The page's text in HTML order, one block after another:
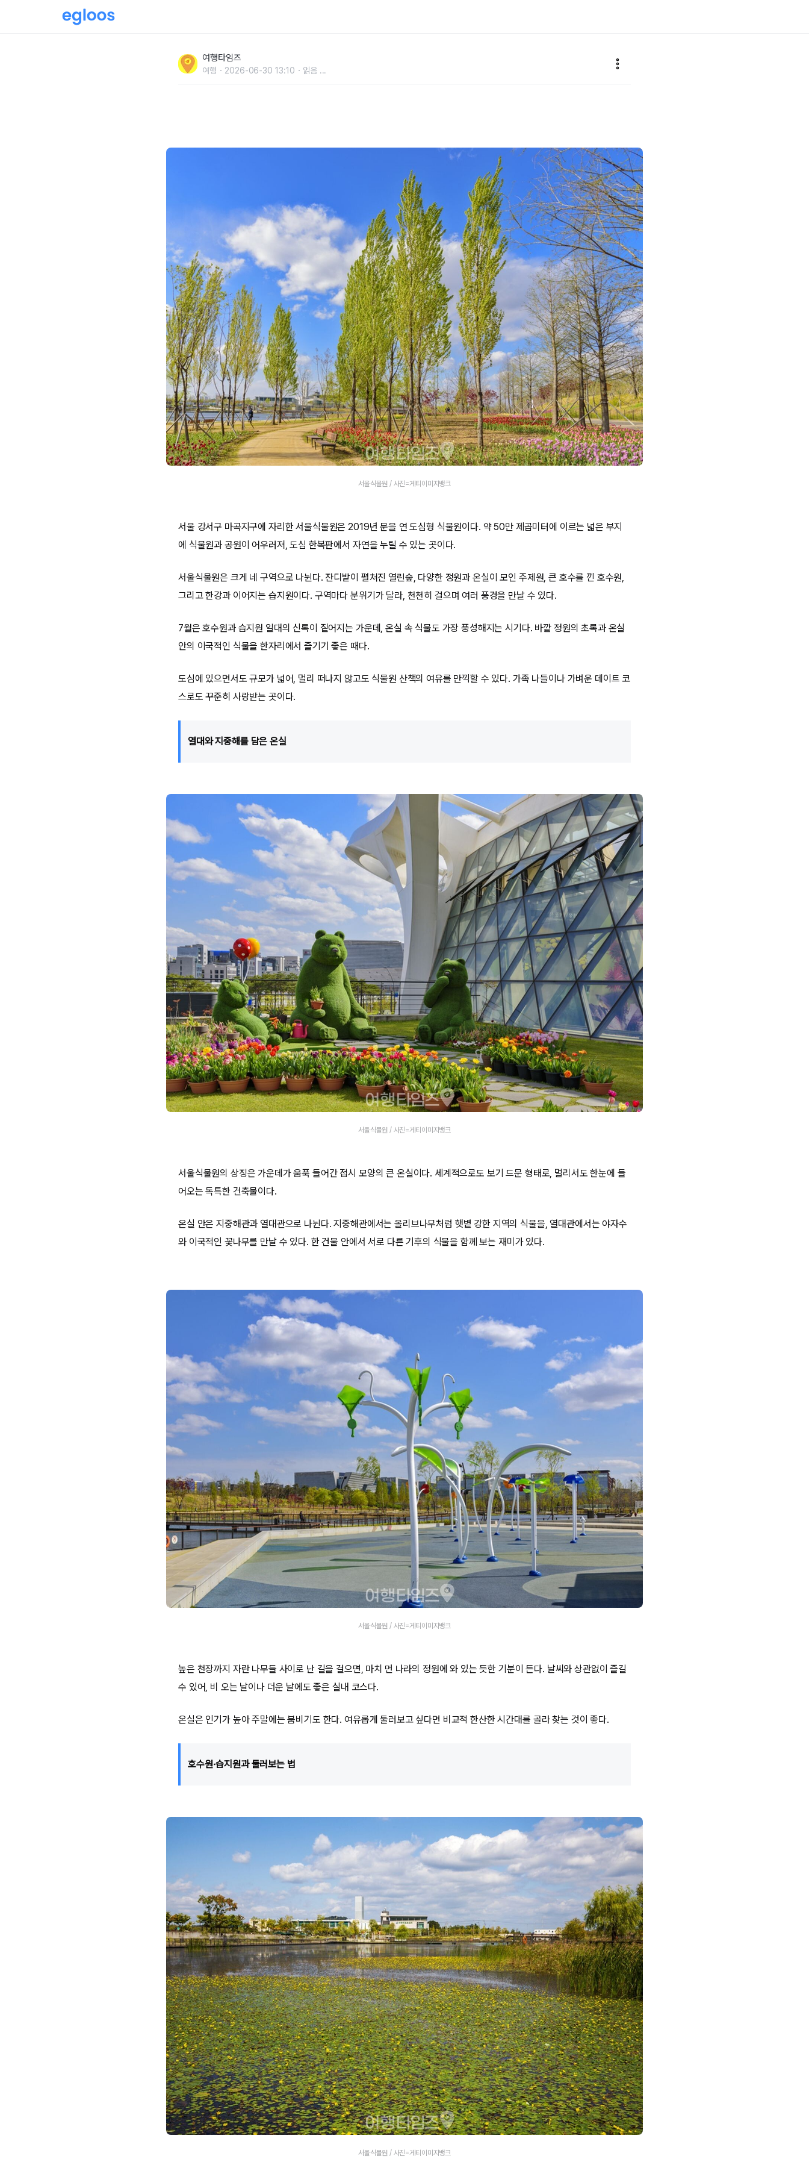
여행타임즈
여행 2026-06-30 13:10 읽음 ...
서울식물원 / 사진=게티이미지뱅크
서울 강서구 마곡지구에 자리한 서울식물원은 2019년 문을 연 도심형 식물원이다. 약 50만 제곱미터에 이르는 넓은 부지
에 식물원과 공원이 어우러져, 도심 한복판에서 자연을 누릴 수 있는 곳이다.
서울식물원은 크게 네 구역으로 나뉜다. 잔디밭이 펼쳐진 열린숲, 다양한 정원과 온실이 모인 주제원, 큰 호수를 낀 호수원,
그리고 한강과 이어지는 습지원이다. 구역마다 분위기가 달라, 천천히 걸으며 여러 풍경을 만날 수 있다.
7월은 호수원과 습지원 일대의 신록이 짙어지는 가운데, 온실 속 식물도 가장 풍성해지는 시기다. 바깥 정원의 초록과 온실
안의 이국적인 식물을 한자리에서 즐기기 좋은 때다.
도심에 있으면서도 규모가 넓어, 멀리 떠나지 않고도 식물원 산책의 여유를 만끽할 수 있다. 가족 나들이나 가벼운 데이트 코
스로도 꾸준히 사랑받는 곳이다.
열대와 지중해를 담은 온실
서울식물원 / 사진=게티이미지뱅크
서울식물원의 상징은 가운데가 움푹 들어간 접시 모양의 큰 온실이다. 세계적으로도 보기 드문 형태로, 멀리서도 한눈에 들
어오는 독특한 건축물이다.
온실 안은 지중해관과 열대관으로 나뉜다. 지중해관에서는 올리브나무처럼 햇볕 강한 지역의 식물을, 열대관에서는 야자수
와 이국적인 꽃나무를 만날 수 있다. 한 건물 안에서 서로 다른 기후의 식물을 함께 보는 재미가 있다.
서울식물원 / 사진=게티이미지뱅크
높은 천장까지 자란 나무들 사이로 난 길을 걸으면, 마치 먼 나라의 정원에 와 있는 듯한 기분이 든다. 날씨와 상관없이 즐길
수 있어, 비 오는 날이나 더운 날에도 좋은 실내 코스다.
온실은 인기가 높아 주말에는 붐비기도 한다. 여유롭게 둘러보고 싶다면 비교적 한산한 시간대를 골라 찾는 것이 좋다.
호수원·습지원과 둘러보는 법
서울식물원 / 사진=게티이미지뱅크